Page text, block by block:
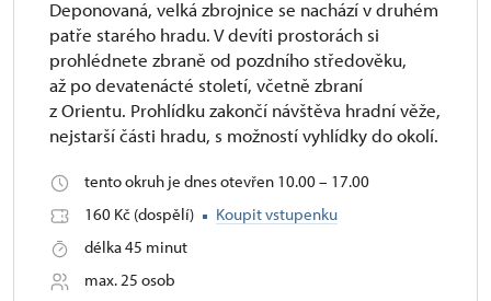
Deponovaná, velká zbrojnice se nachází v druhém
patře starého hradu. V devíti prostorách si
prohlédnete zbraně od pozdního středověku,
až po devatenácté století, včetně zbraní
z Orientu. Prohlídku zakončí návštěva hradní věže,
nejstarší části hradu, s možností vyhlídky do okolí.
tento okruh je dnes otevřen 10.00 – 17.00
160 Kč (dospělí)
Koupit vstupenku
délka 45 minut
max. 25 osob